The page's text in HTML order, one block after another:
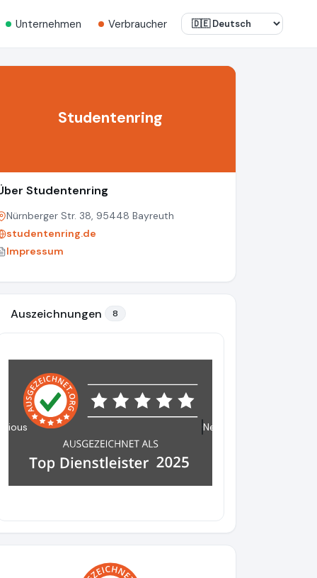
Unternehmen Verbraucher
Studentenring
Studentenring
Nürnberger Str. 38, 95448 Bayreuth
studentenring.de
Impressum
Auszeichnungen 8
Next